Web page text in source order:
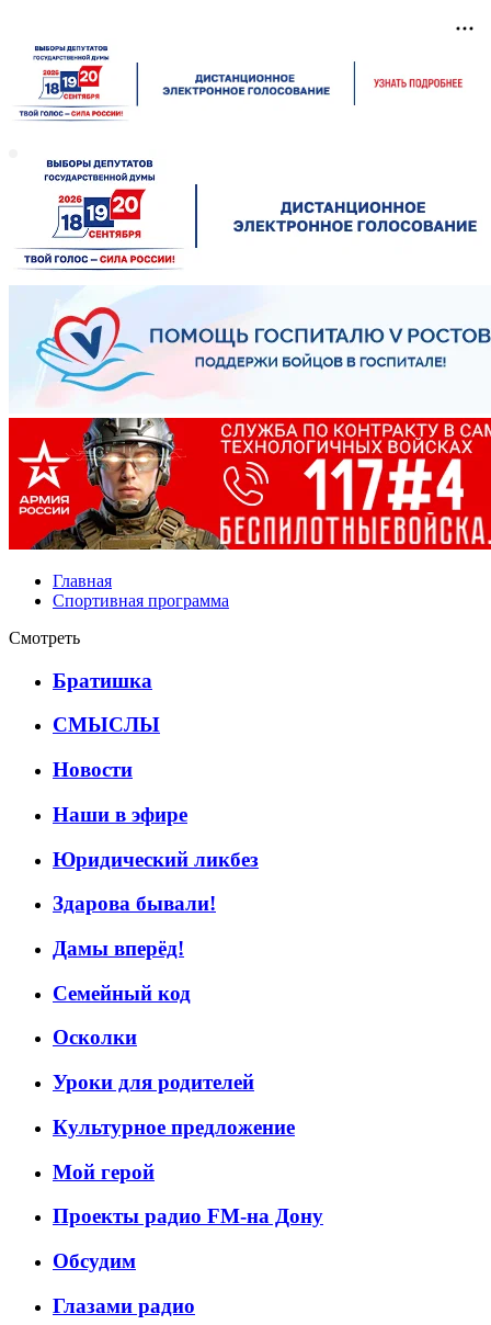
Главная
Спортивная программа
Смотреть
Братишка
СМЫСЛЫ
Новости
Наши в эфире
Юридический ликбез
Здарова бывали!
Дамы вперёд!
Семейный код
Осколки
Уроки для родителей
Культурное предложение
Мой герой
Проекты радио FM-на Дону
Обсудим
Глазами радио